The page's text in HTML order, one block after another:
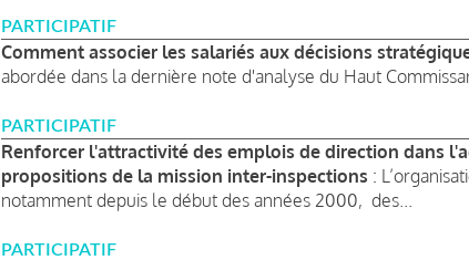
PARTICIPATIF
Comment associer les salariés aux décisions
abordée dans la dernière note d'analyse du Haut
PARTICIPATIF
Renforcer l'attractivité des emplois de direction dans
propositions de la mission inter-inspections :
notamment depuis le début des années 2000, des...
PARTICIPATIF